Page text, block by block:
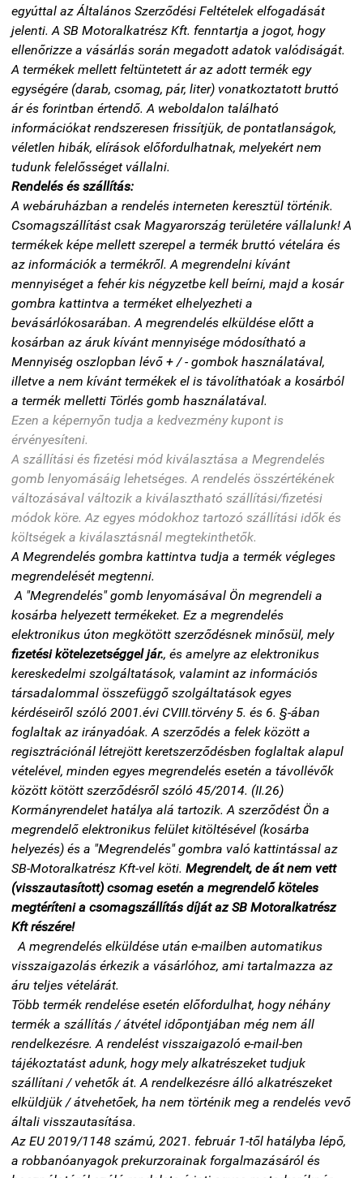
egyúttal az Általános Szerződési Feltételek elfogadását
jelenti. A SB Motoralkatrész Kft. fenntartja a jogot, hogy
ellenőrizze a vásárlás során megadott adatok valódiságát.
A termékek mellett feltüntetett ár az adott termék egy
egységére (darab, csomag, pár, liter) vonatkoztatott bruttó
ár és forintban értendő. A weboldalon található
információkat rendszeresen frissítjük, de pontatlanságok,
véletlen hibák, elírások előfordulhatnak, melyekért nem
tudunk felelősséget vállalni.
Rendelés és szállítás:
A webáruházban a rendelés interneten keresztül történik.
Csomagszállítást csak Magyarország területére vállalunk! A
termékek képe mellett szerepel a termék bruttó vételára és
az információk a termékről. A megrendelni kívánt
mennyiséget a fehér kis négyzetbe kell beírni, majd a kosár
gombra kattintva a terméket elhelyezheti a
bevásárlókosarában. A megrendelés elküldése előtt a
kosárban az áruk kívánt mennyisége módosítható a
Mennyiség oszlopban lévő + / - gombok használatával,
illetve a nem kívánt termékek el is távolíthatóak a kosárból
a termék melletti Törlés gomb használatával.
Ezen a képernyőn tudja a kedvezmény kupont is
érvényesíteni.
A szállítási és fizetési mód kiválasztása a Megrendelés
gomb lenyomásáig lehetséges. A rendelés összértékének
változásával változik a kiválasztható szállítási/fizetési
módok köre. Az egyes módokhoz tartozó szállítási idők és
költségek a kiválasztásnál megtekinthetők.
A Megrendelés gombra kattintva tudja a termék végleges
megrendelését megtenni.
A "Megrendelés" gomb lenyomásával Ön megrendeli a
kosárba helyezett termékeket. Ez a megrendelés
elektronikus úton megkötött szerződésnek minősül, mely
fizetési kötelezetséggel jár., és amelyre az elektronikus
kereskedelmi szolgáltatások, valamint az információs
társadalommal összefüggő szolgáltatások egyes
kérdéseiről szóló 2001.évi CVIII.törvény 5. és 6. §-ában
foglaltak az irányadóak. A szerződés a felek között a
regisztrációnál létrejött keretszerződésben foglaltak alapul
vételével, minden egyes megrendelés esetén a távollévők
között kötött szerződésről szóló 45/2014. (II.26)
Kormányrendelet hatálya alá tartozik. A szerződést Ön a
megrendelő elektronikus felület kitöltésével (kosárba
helyezés) és a "Megrendelés" gombra való kattintással az
SB-Motoralkatrész Kft-vel köti. Megrendelt, de át nem vett
(visszautasított) csomag esetén a megrendelő köteles
megtéríteni a csomagszállítás díját az SB Motoralkatrész
Kft részére!
A megrendelés elküldése után e-mailben automatikus
visszaigazolás érkezik a vásárlóhoz, ami tartalmazza az
áru teljes vételárát.
Több termék rendelése esetén előfordulhat, hogy néhány
termék a szállítás / átvétel időpontjában még nem áll
rendelkezésre. A rendelést visszaigazoló e-mail-ben
tájékoztatást adunk, hogy mely alkatrészeket tudjuk
szállítani / vehetők át. A rendelkezésre álló alkatrészeket
elküldjük / átvehetőek, ha nem történik meg a rendelés vevő
általi visszautasítása.
Az EU 2019/1148 számú, 2021. február 1-től hatályba lépő,
a robbanóanyagok prekurzorainak forgalmazásáról és